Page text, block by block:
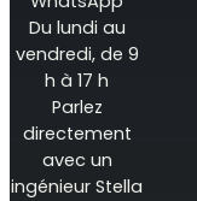
Du lundi au
vendredi, de 9
h à 17 h
Parlez
directement
avec un
ingénieur Stella